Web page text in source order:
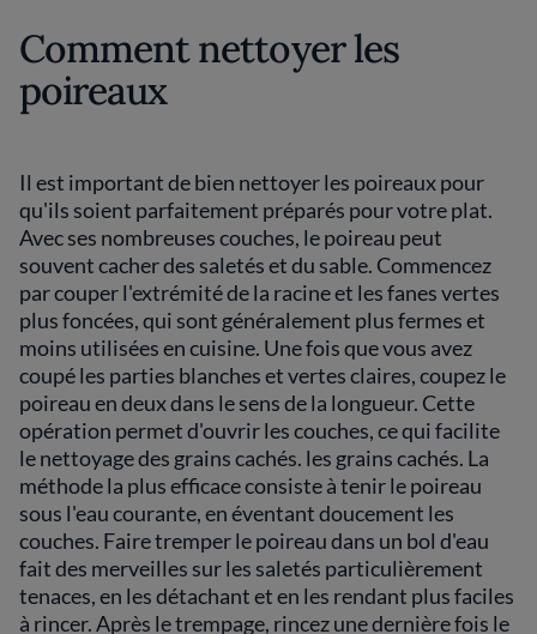
Comment nettoyer les
poireaux
Il est important de bien nettoyer les poireaux pour
qu'ils soient parfaitement préparés pour votre plat.
Avec ses nombreuses couches, le poireau peut
souvent cacher des saletés et du sable. Commencez
par couper l'extrémité de la racine et les fanes vertes
plus foncées, qui sont généralement plus fermes et
moins utilisées en cuisine. Une fois que vous avez
coupé les parties blanches et vertes claires, coupez le
poireau en deux dans le sens de la longueur. Cette
opération permet d'ouvrir les couches, ce qui facilite
le nettoyage des grains cachés. les grains cachés. La
méthode la plus efficace consiste à tenir le poireau
sous l'eau courante, en éventant doucement les
couches. Faire tremper le poireau dans un bol d'eau
fait des merveilles sur les saletés particulièrement
tenaces, en les détachant et en les rendant plus faciles
à rincer. Après le trempage, rincez une dernière fois le